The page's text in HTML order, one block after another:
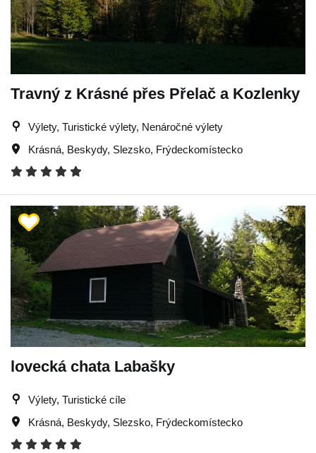
Travný z Krásné přes Přelač a Kozlenky
Výlety, Turistické výlety, Nenáročné výlety
Krásná, Beskydy, Slezsko, Frýdeckomístecko
lovecká chata Labašky
Výlety, Turistické cíle
Krásná, Beskydy, Slezsko, Frýdeckomístecko